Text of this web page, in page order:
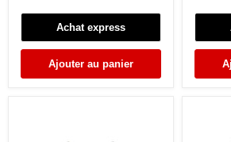
Supra
2JZ
GTE
Achat express
Ajouter au panier
Lotus
Elise
KSM